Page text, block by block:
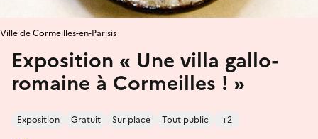
Exposition « Une villa gallo-
romaine à Cormeilles ! »
Exposition Gratuit Sur place Tout public +2
Ville de Cormeilles-en-Parisis